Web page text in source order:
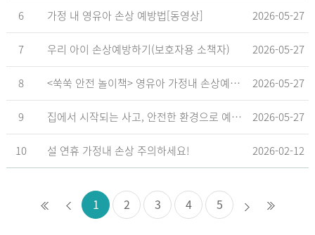
6 가정 내 영유아 손상 예방법[동영상] 2026-05-27
7 우리 아이 손상예방하기(보호자용 소책자) 2026-05-27
8 <쑥쑥 안전 놀이책> 영유아 가정내 손상예방_영유아 놀이형 교육 교재 2026-05-27
9 집에서 시작되는 사고, 안전한 환경으로 예방해요 2026-05-27
10 설 연휴 가정내 손상 주의하세요! 2026-02-12
1 2 3 4 5